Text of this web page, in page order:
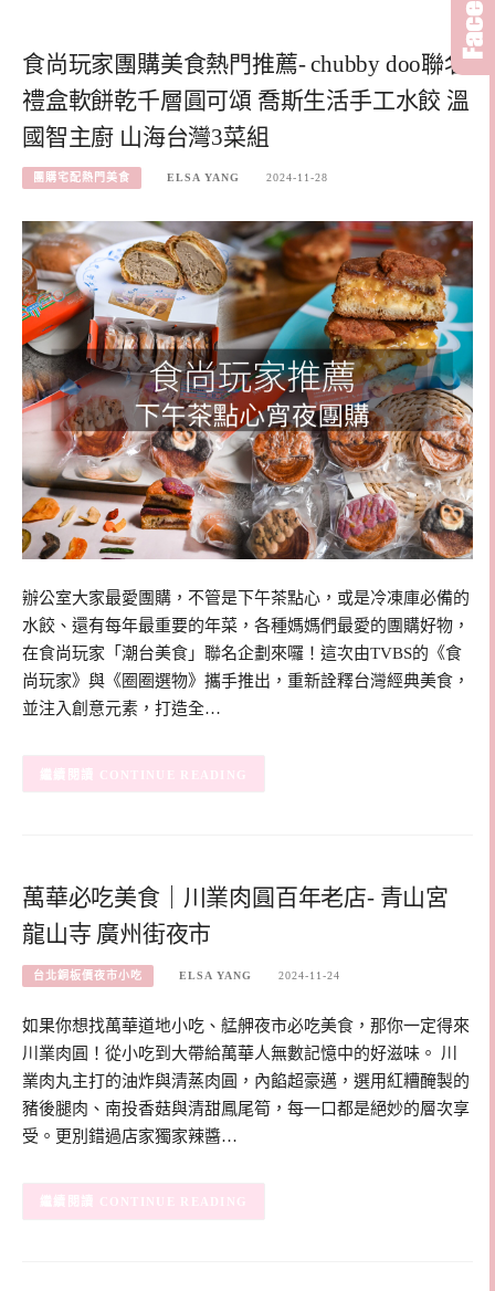
食尚玩家團購美食熱門推薦- chubby doo聯名
禮盒軟餅乾千層圓可頌 喬斯生活手工水餃 溫
國智主廚 山海台灣3菜組
團購宅配熱門美食 ELSA YANG 2024-11-28
辦公室大家最愛團購，不管是下午茶點心，或是冷凍庫必備的
水餃、還有每年最重要的年菜，各種媽媽們最愛的團購好物，
在食尚玩家「潮台美食」聯名企劃來囉！這次由TVBS的《食
尚玩家》與《圈圈選物》攜手推出，重新詮釋台灣經典美食，
並注入創意元素，打造全…
CONTINUE READING
萬華必吃美食｜川業肉圓百年老店- 青山宮
龍山寺 廣州街夜市
台北銅板價夜市小吃 ELSA YANG 2024-11-24
如果你想找萬華道地小吃、艋舺夜市必吃美食，那你一定得來
川業肉圓！從小吃到大帶給萬華人無數記憶中的好滋味。 川
業肉丸主打的油炸與清蒸肉圓，內餡超豪邁，選用紅糟醃製的
豬後腿肉、南投香菇與清甜鳳尾筍，每一口都是絕妙的層次享
受。更別錯過店家獨家辣醬…
CONTINUE READING